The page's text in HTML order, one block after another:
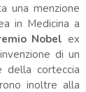
una menzione
in Medicina a
Nobelex
di un
della corteccia
inoltre alla